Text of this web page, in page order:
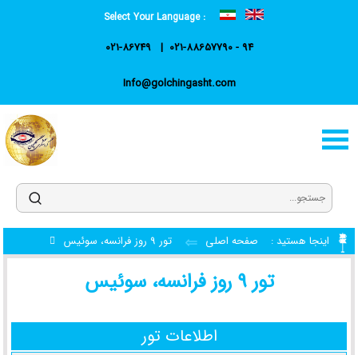
Select Your Language :
021-88657790 - 94
021-86749
Info@golchingasht.com
اینجا هستید : صفحه اصلی تور 9 روز فرانسه، سوئیس
تور 9 روز فرانسه، سوئیس
اطلاعات تور